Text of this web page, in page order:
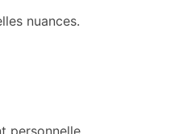
nuances.
personnelle.